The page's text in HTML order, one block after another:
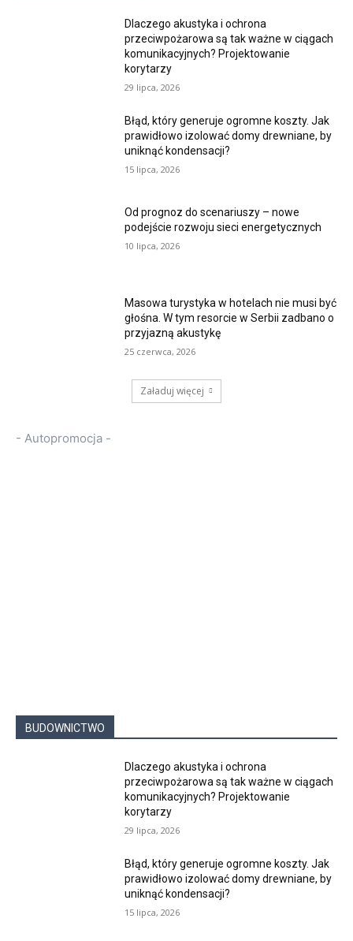
Dlaczego akustyka i ochrona
przeciwpożarowa są tak ważne w ciągach
komunikacyjnych? Projektowanie
korytarzy
29 lipca, 2026
Błąd, który generuje ogromne koszty. Jak
prawidłowo izolować domy drewniane, by
uniknąć kondensacji?
15 lipca, 2026
Od prognoz do scenariuszy – nowe
podejście rozwoju sieci energetycznych
10 lipca, 2026
Masowa turystyka w hotelach nie musi być
głośna. W tym resorcie w Serbii zadbano o
przyjazną akustykę
25 czerwca, 2026
Załaduj więcej
- Autopromocja -
BUDOWNICTWO
Dlaczego akustyka i ochrona
przeciwpożarowa są tak ważne w ciągach
komunikacyjnych? Projektowanie
korytarzy
29 lipca, 2026
Błąd, który generuje ogromne koszty. Jak
prawidłowo izolować domy drewniane, by
uniknąć kondensacji?
15 lipca, 2026